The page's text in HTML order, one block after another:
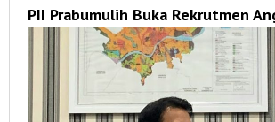
PII Prabumulih Buka Rekrutmen